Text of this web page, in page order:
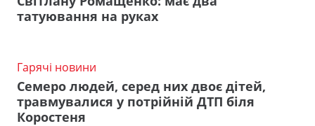
татуювання на руках
Гарячі новини
Семеро людей, серед них двоє дітей,
травмувалися у потрійній ДТП біля
Коростеня